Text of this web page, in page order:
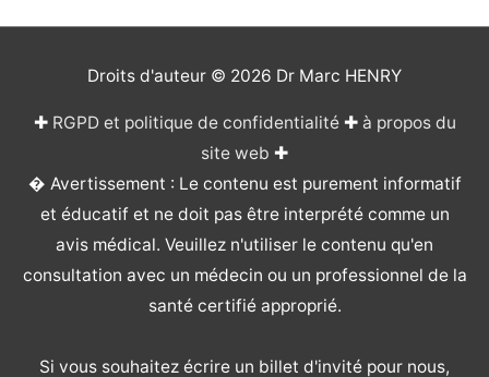
Droits d'auteur © 2026 Dr Marc HENRY
✚ RGPD et politique de confidentialité✚ à propos du
site web ✚
� Avertissement : Le contenu est purement informatif
et éducatif et ne doit pas être interprété comme un
avis médical. Veuillez n'utiliser le contenu qu'en
consultation avec un médecin ou un professionnel de la
santé certifié approprié.
Si vous souhaitez écrire un billet d'invité pour nous,